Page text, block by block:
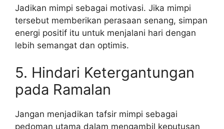
Jadikan mimpi sebagai motivasi. Jika mimpi
tersebut memberikan perasaan senang, simpan
energi positif itu untuk menjalani hari dengan
lebih semangat dan optimis.
5. Hindari Ketergantungan
pada Ramalan
Jangan menjadikan tafsir mimpi sebagai
pedoman utama dalam mengambil keputusan